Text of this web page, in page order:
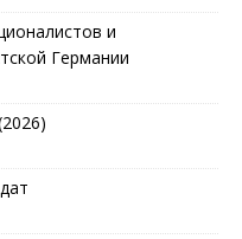
и
Германии